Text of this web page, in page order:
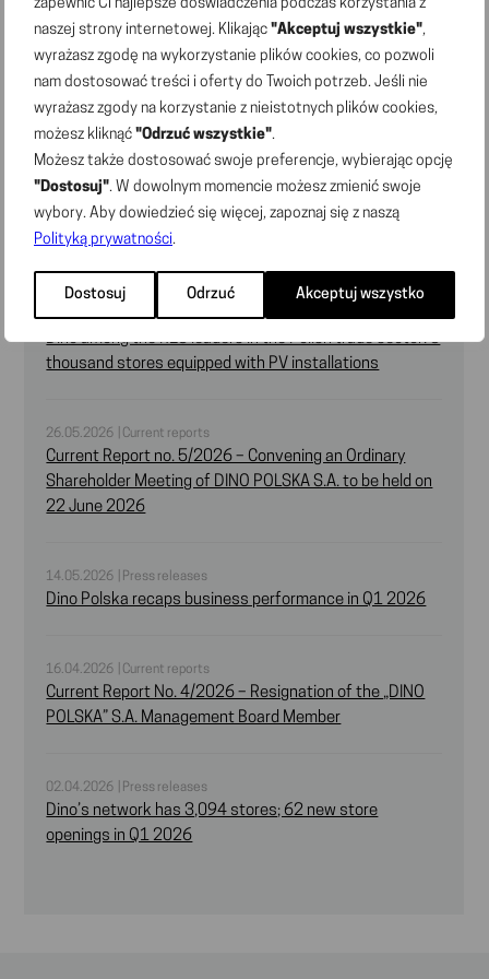
zapewnić Ci najlepsze doświadczenia podczas korzystania z
naszej strony internetowej. Klikając "Akceptuj wszystkie",
wyrażasz zgodę na wykorzystanie plików cookies, co pozwoli
nam dostosować treści i oferty do Twoich potrzeb. Jeśli nie
wyrażasz zgody na korzystanie z nieistotnych plików cookies,
możesz kliknąć "Odrzuć wszystkie".
Możesz także dostosować swoje preferencje, wybierając opcję
"Dostosuj". W dowolnym momencie możesz zmienić swoje
wybory. Aby dowiedzieć się więcej, zapoznaj się z naszą
Polityką prywatności.
Dostosuj Odrzuć Akceptuj wszystko
22.06.2026 | Current reports
Current Report No. 7/2026 – Wording of the resolutions
adopted by the Ordinary Shareholder Meeting of the
„DINO POLSKA” S.A. on 22 June 2026
Current Report No. 6/2026 – List of shareholders
holding at least 5% of votes at the Ordinary Shareholder
Meeting of DINO POLSKA S.A. on 22 June 2026
28.05.2026 | Press releases
Dino among the RES leaders in the Polish trade sector: 3
thousand stores equipped with PV installations
26.05.2026 | Current reports
Current Report no. 5/2026 – Convening an Ordinary
Shareholder Meeting of DINO POLSKA S.A. to be held on
22 June 2026
14.05.2026 | Press releases
Dino Polska recaps business performance in Q1 2026
16.04.2026 | Current reports
Current Report No. 4/2026 – Resignation of the „DINO
POLSKA” S.A. Management Board Member
02.04.2026 | Press releases
Dino’s network has 3,094 stores; 62 new store
openings in Q1 2026